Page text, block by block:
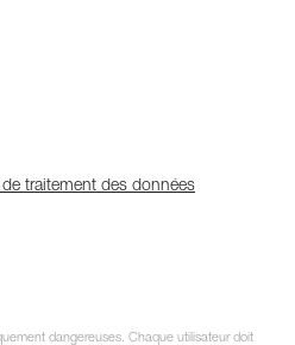
traitement des données
dangereuses. Chaque utilisateur doit